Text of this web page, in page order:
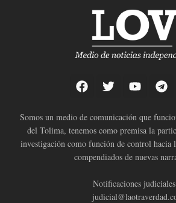
Somos un medio de comunicación que
del Tolima, tenemos como premisa la
investigación como función de control hacia
compendiados de nuevas
Notificaciones